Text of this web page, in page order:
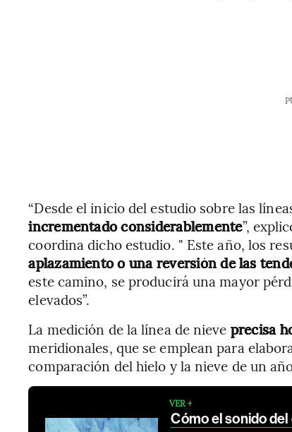
“Desde el inicio del estudio sobre las
incrementado considerablemente”,
coordina dicho estudio. " Este año, los
aplazamiento o una reversión de las
este camino, se producirá una mayor
elevados”.
La medición de la línea de nieve precisa
meridionales, que se emplean para
comparación del hielo y la nieve de un
VER +
Cómo el sonido